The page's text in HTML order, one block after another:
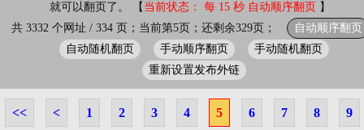
完毕，15秒后就可以翻页了。 【当前状态： 每 15 秒 自动顺序翻页
共 3332 个网址 / 334 页；当前第5页；还剩余329页；
自动顺序翻页
自动随机翻页
手动顺序翻页
手动随机翻页
重新设置发布外链
<< < 1 2 3 4 5 6 7 8 9